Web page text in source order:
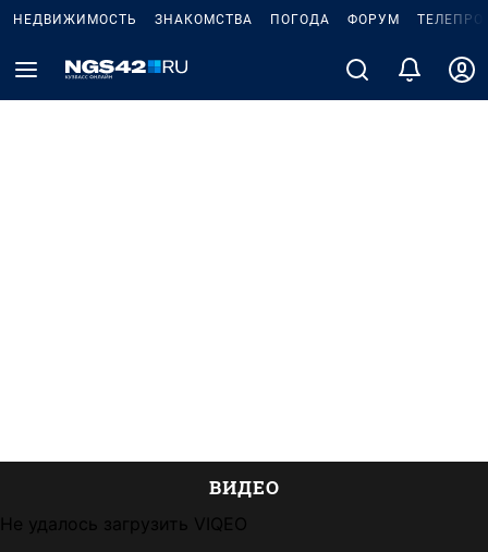
НЕДВИЖИМОСТЬ ЗНАКОМСТВА ПОГОДА ФОРУМ
ВИДЕО
Не удалось загрузить VIQEO